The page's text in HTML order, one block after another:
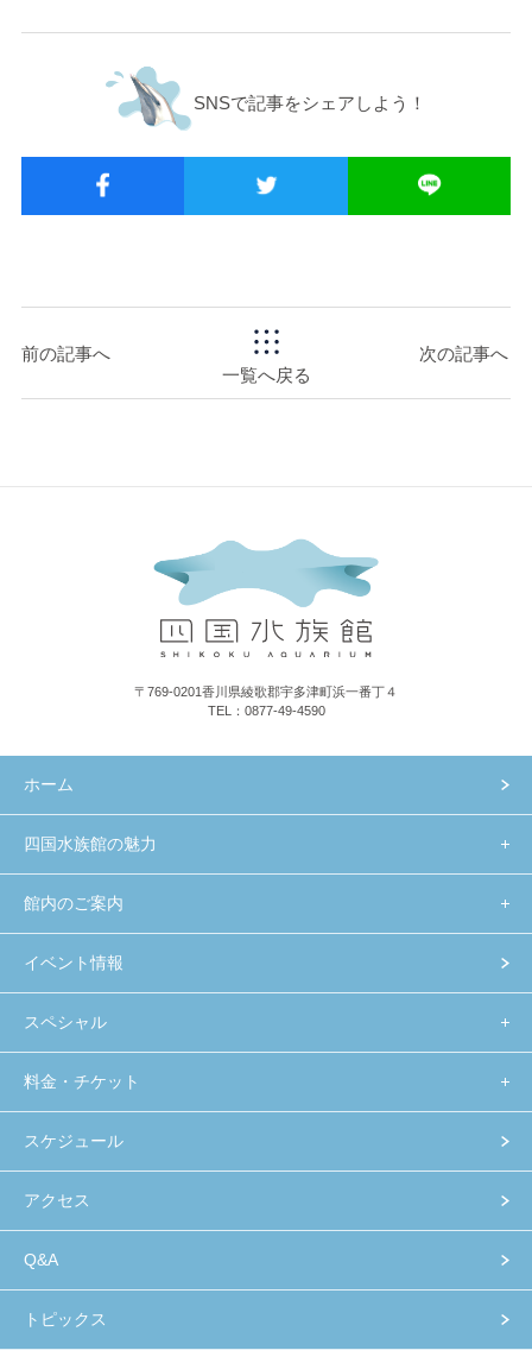
SNSで記事をシェアしよう！
前の記事へ
一覧へ戻る
次の記事へ
〒769-0201香川県綾歌郡宇多津町浜一番丁４
TEL：0877-49-4590
ホーム
四国水族館の魅力
館内のご案内
イベント情報
スペシャル
料金・チケット
スケジュール
アクセス
Q&A
トピックス